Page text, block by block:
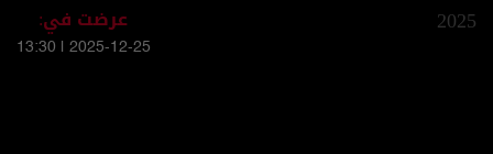
2025 عرضت في:
2025-12-25 | 13:30